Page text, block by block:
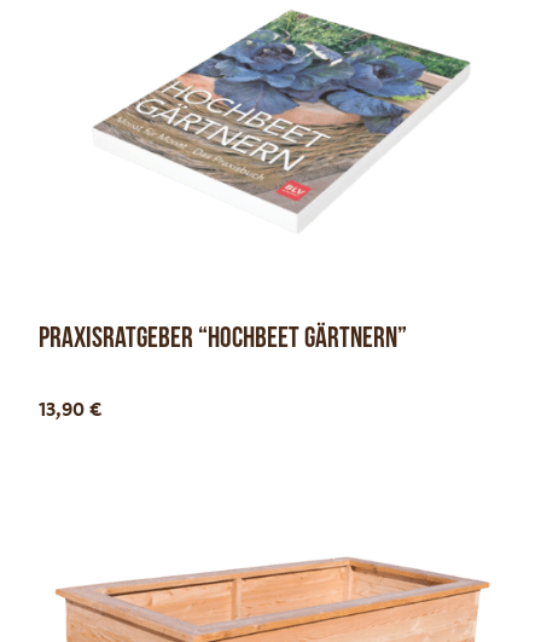
Praxisratgeber “Hochbeet gärtnern”
13,90 €